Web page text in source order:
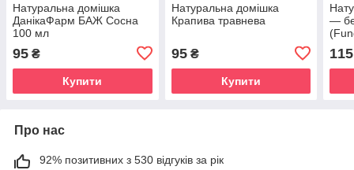
Натуральна домішка
ДанікаФарм БАЖ Сосна
100 мл
95 ₴
Купити
Натуральна домішка
Крапива травнева
95₴
Купити
—
115
Про нас
92% позитивних з 530 відгуків за рік